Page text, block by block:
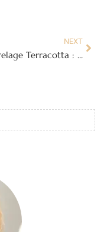
NEXT
Le Carrelage Terracotta : Chaleur et Authenticité pour Votre Intérieur et Extérieur